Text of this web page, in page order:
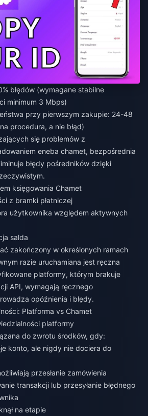
błędów (wymagane stabilne
minimum 3 Mbps)
przy pierwszym zakupie: 24-48
procedura, a nie błąd)
się problemów z
eneba chamet, bezpośrednia
błędy pośredników dzięki
księgowania Chamet
z bramki płatniczej
użytkownika względem aktywnych
salda
zakończony w określonych ramach
razie uruchamiana jest ręczna
platformy, którym brakuje
API, wymagają ręcznego
opóźnienia i błędy.
Platforma vs Chamet
platformy
do zwrotu środków, gdy:
konto, ale nigdy nie dociera do
przesłanie zamówienia
transakcji lub przesyłanie błędnego
na etapie